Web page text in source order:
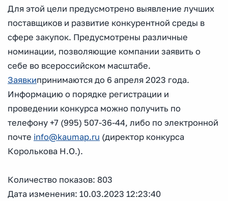
Для этой цели предусмотрено выявление лучших
поставщиков и развитие конкурентной среды в
сфере закупок. Предусмотрены различные
номинации, позволяющие компании заявить о
себе во всероссийском масштабе.
Заявкипринимаются до 6 апреля 2023 года.
Информацию о порядке регистрации и
проведении конкурса можно получить по
телефону +7 (995) 507-36-44, либо по электронной
почте info@kaumap.ru (директор конкурса
Королькова Н.О.).
Количество показов: 803
Дата изменения: 10.03.2023 12:23:40